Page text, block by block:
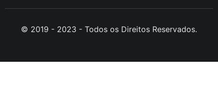
© 2019 - 2023 - Todos os Direitos Reservados.